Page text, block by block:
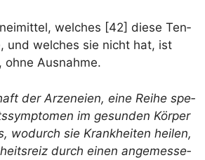
wel­ches [42] die­se Ten­
und wel­ches sie nicht hat, ist
ohne Ausnahme.
der Arze­n­ei­en, eine Rei­he spe­
im gesun­den Kör­per
wodurch sie Krank­hei­ten hei­len,
durch einen ange­mes­se­